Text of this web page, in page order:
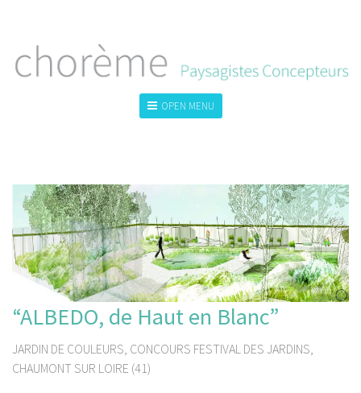
OPEN MENU
“ALBEDO, de Haut en Blanc”
JARDIN DE COULEURS, CONCOURS FESTIVAL DES JARDINS,
CHAUMONT SUR LOIRE (41)